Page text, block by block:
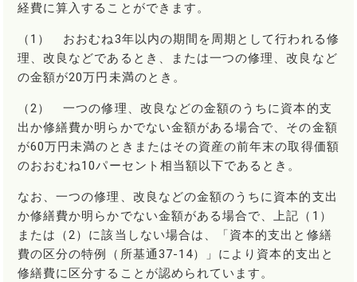
経費に算入することができます。
（1） おおむね3年以内の期間を周期として行われる修
理、改良などであるとき、または一つの修理、改良など
の金額が20万円未満のとき。
（2） 一つの修理、改良などの金額のうちに資本的支
出か修繕費か明らかでない金額がある場合で、その金額
が60万円未満のときまたはその資産の前年末の取得価額
のおおむね10パーセント相当額以下であるとき。
なお、一つの修理、改良などの金額のうちに資本的支出
か修繕費か明らかでない金額がある場合で、上記（1）
または（2）に該当しない場合は、「資本的支出と修繕
費の区分の特例（所基通37-14）」により資本的支出と
修繕費に区分することが認められています。